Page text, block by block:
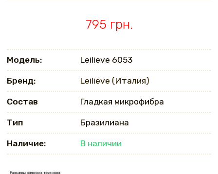
795 грн.
Модель: Leilieve 6053
Бренд: Leilieve (Италия)
Состав Гладкая микрофибра
Тип Бразилиана
Наличие: В наличии